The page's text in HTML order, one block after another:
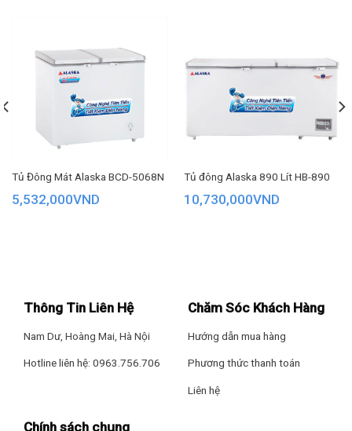
trơn thuận tiện cho việc vệ sinh tủ đông định kỳ của bạn.
– Trong tủ có đi kèm một giỏ đựng đồ giúp bạn phân loại
thực phẩm bảo quản tiện lợi và dễ dàng hơn.
Tủ đông của thương hiệu Sanaky VH-4099A2KD
sử dụng
dàn lạnh bằng đồng 99.9% nguyên chất siê bền, lại có khả
phẩm sẽ được bảo quản tốt hơn.
Tủ Đông Mát Alaska BCD-5068N
5,532,000VND
Tủ đông Alaska 890 Lít HB-890
10,730,000VND
Thông Tin Liên Hệ
Nam Dư, Hoàng Mai, Hà Nội
Hotline liên hệ: 0963.756.706
Chăm Sóc Khách Hàng
Hướng dẫn mua hàng
Phương thức thanh toán
Liên hệ
Chính sách chung